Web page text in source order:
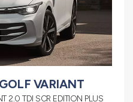
VARIANT
2.0 TDI SCR EDITION PLUS